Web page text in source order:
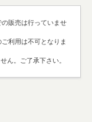
の販売は行っていませ
利用は不可となりま
ん。ご了承下さい。